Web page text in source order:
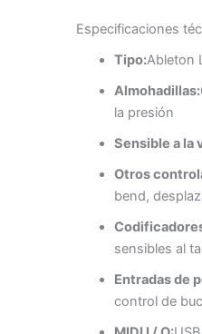
Especificaciones
Tipo:Ableton
Almohadillas:
la presión
Sensible a la
Otros
bend,
sensibles al
Entradas de
control de